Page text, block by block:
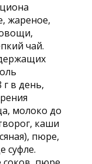
жареное,
чай.
в день,
молоко до
каши
пюре,
суфле.